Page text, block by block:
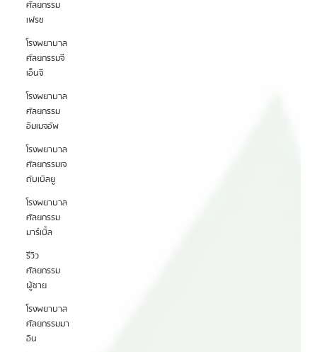
ศัลยกรรม
เฟรช
โรงพยาบาล
ศัลยกรรมจี
เอ็นจี
โรงพยาบาล
ศัลยกรรม
อิมเมจอัพ
โรงพยาบาล
ศัลยกรรมเจ
ดับเบิลยู
โรงพยาบาล
ศัลยกรรม
มาร์เบิ้ล
รีวิว
ศัลยกรรม
ผู้ชาย
โรงพยาบาล
ศัลยกรรมมา
อิน